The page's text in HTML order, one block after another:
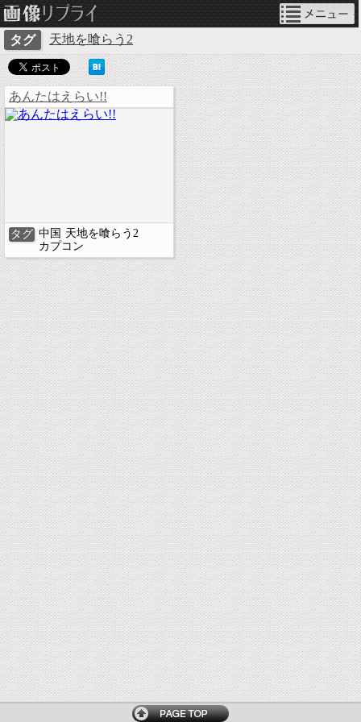
ネタ画像リプライ
タグ 天地を喰らう2
あんたはえらい!!
タグ 中国 天地を喰らう2
カプコン